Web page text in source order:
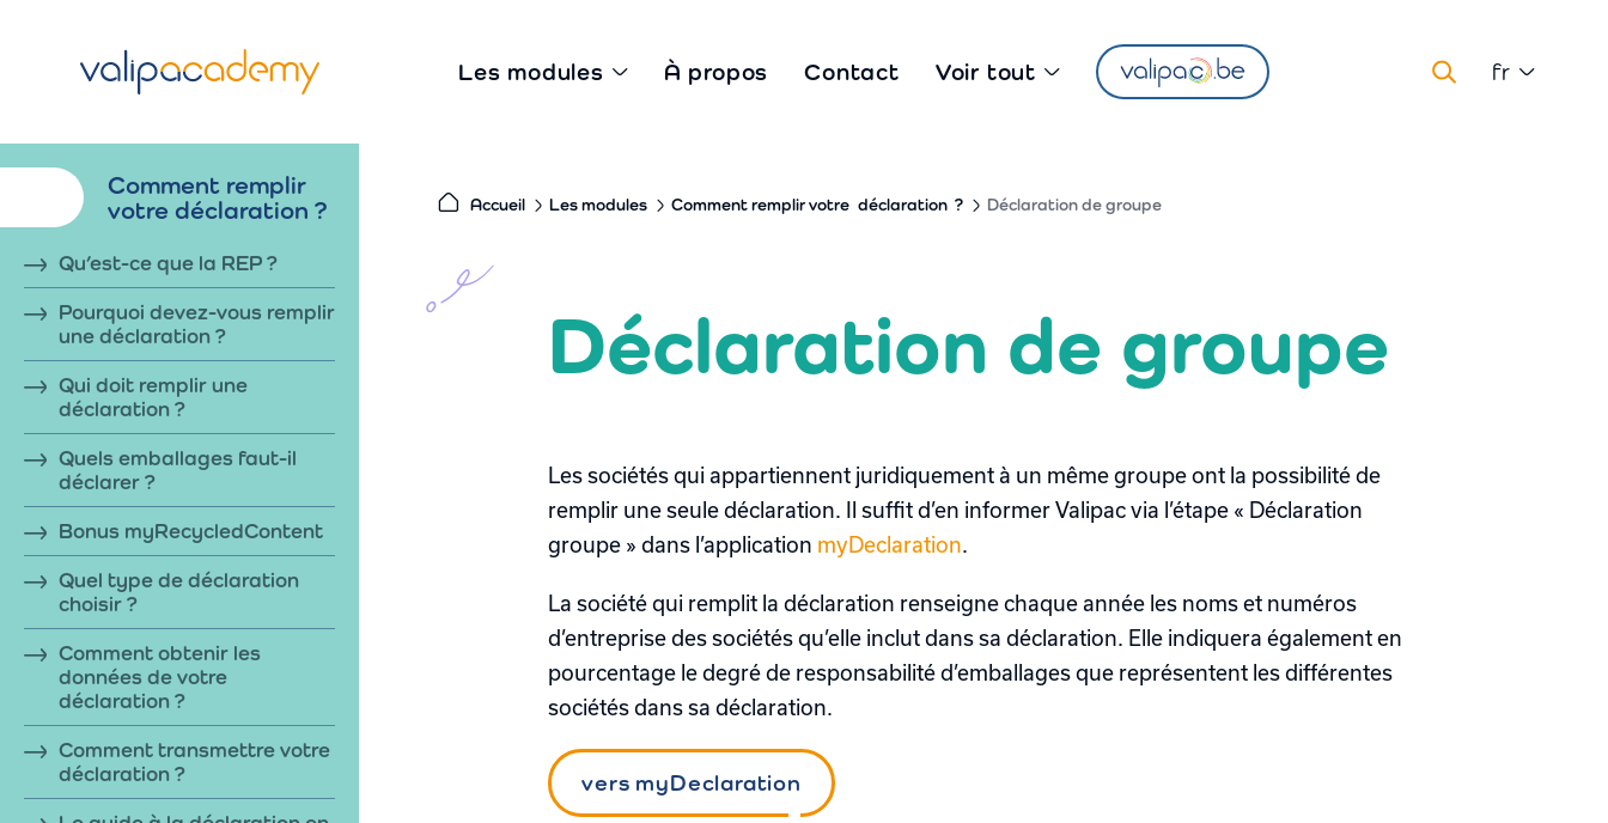
c
Les modules À propos Contact Voir tout fr
Comment remplir
votre déclaration ?
Qu’est-ce que la REP ?
Pourquoi devez-vous remplir
une déclaration ?
Qui doit remplir une
déclaration ?
Quels emballages faut-il
déclarer ?
Bonus myRecycledContent
Quel type de déclaration
choisir ?
Comment obtenir les
données de votre
déclaration ?
Comment transmettre votre
déclaration ?
Accueil Les modules Comment remplir votre déclaration ? Déclaration de groupe
Déclaration de groupe
Les sociétés qui appartiennent juridiquement à un même groupe ont la possibilité de
remplir une seule déclaration. Il suffit d’en informer Valipac via l’étape « Déclaration
groupe » dans l’application myDeclaration.
La société qui remplit la déclaration renseigne chaque année les noms et numéros
d’entreprise des sociétés qu’elle inclut dans sa déclaration. Elle indiquera également en
pourcentage le degré de responsabilité d’emballages que représentent les différentes
sociétés dans sa déclaration.
vers myDeclaration